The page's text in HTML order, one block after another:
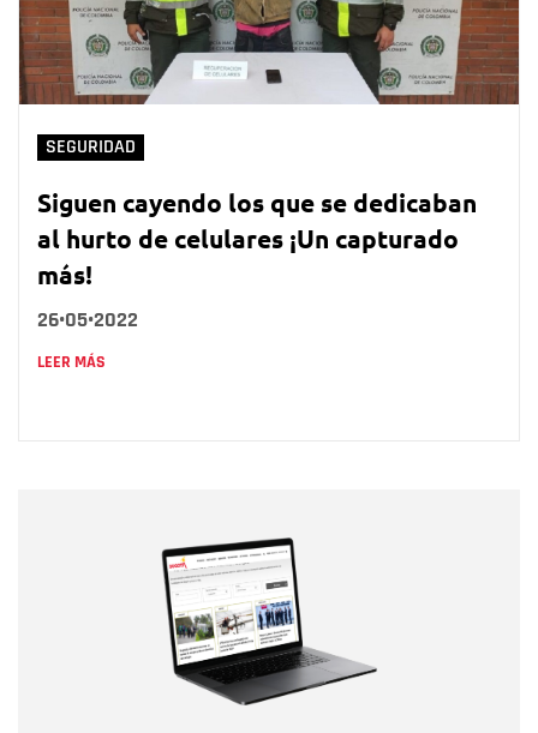
SEGURIDAD
Siguen cayendo los que se dedicaban
al hurto de celulares ¡Un capturado
más!
26•05•2022
LEER MÁS
Correo electrónico
Tipo de comentario